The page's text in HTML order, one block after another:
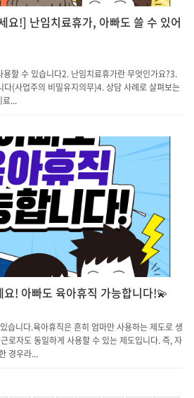
요!] 난임치료휴가, 아빠도 쓸 수 있어
할 수 있습니다2. 난임치료휴가란 무엇인가요?3.
다(사업주의 비밀유지의무)4. 상담 사례로 살펴보는
료...
! 아빠도 육아휴직 가능합니다!💫
습니다.육아휴직은 흔히 엄마만 사용하는 제도로 생
로자도 동일하게 사용할 수 있는 제도입니다. 즉, 자
경우라...